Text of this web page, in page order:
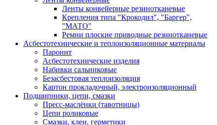
Ленты конвейерные резинотканевые
Крепления типа "Крокодил", "Баргер",
"МАТО"
Ремни плоские приводные резинотканевые
Асбестотехнические и теплоизоляционные материалы
Паронит
Асбестотехнические изделия
Набивки сальниковые
Безасбестовая теплоизоляция
Картон прокладочный, электроизоляционный
Подшипники, цепи, смазки
Пресс-маслёнки (тавотницы)
Цепи роликовые
Смазки, клеи, герметики